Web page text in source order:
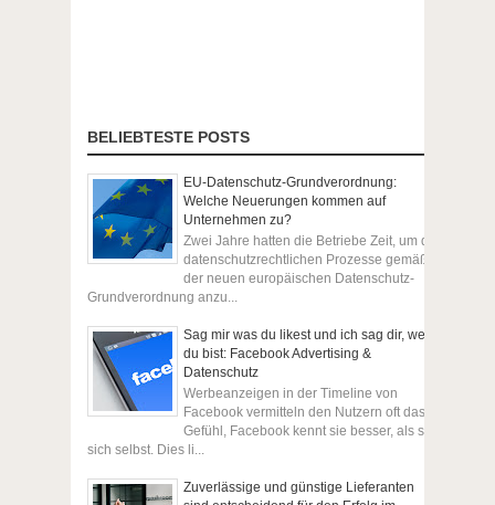
BELIEBTESTE POSTS
EU-Datenschutz-Grundverordnung:
Welche Neuerungen kommen auf
Unternehmen zu?
Zwei Jahre hatten die Betriebe Zeit, um die
datenschutzrechtlichen Prozesse gemäß
der neuen europäischen Datenschutz-
Grundverordnung anzu...
Sag mir was du likest und ich sag dir, wer
du bist: Facebook Advertising &
Datenschutz
Werbeanzeigen in der Timeline von
Facebook vermitteln den Nutzern oft das
Gefühl, Facebook kennt sie besser, als sie
sich selbst. Dies li...
Zuverlässige und günstige Lieferanten